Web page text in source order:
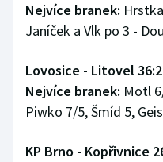
Rychlostní kanoistika
Short track
Sportovní střelba
Nejvíce branek:
Janíček a Vlk po 3 -
Lovosice - Litovel
Nejvíce branek: Motl
Piwko 7/5, Šmíd 5,
KP Brno - Kopřivnice